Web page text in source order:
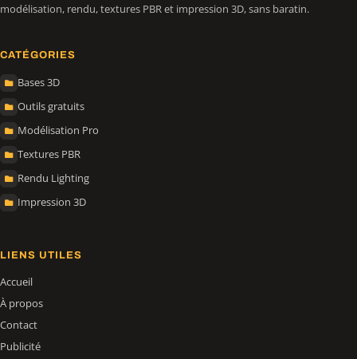
modélisation, rendu, textures PBR et impression 3D, sans baratin.
CATÉGORIES
Bases 3D
Outils gratuits
Modélisation Pro
Textures PBR
Rendu Lighting
Impression 3D
LIENS UTILES
Accueil
À propos
Contact
Publicité